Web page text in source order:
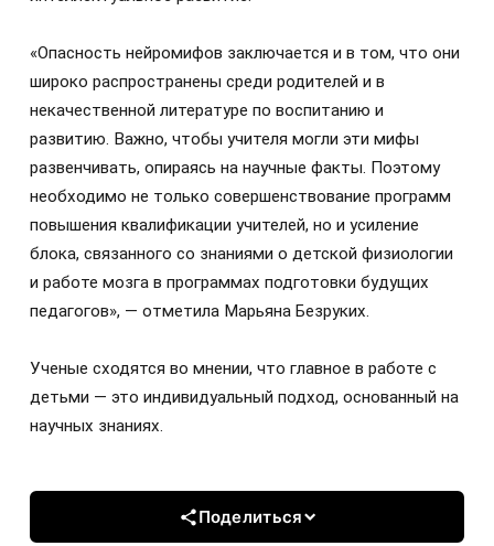
«Опасность нейромифов заключается и в том, что они
широко распространены среди родителей и в
некачественной литературе по воспитанию и
развитию. Важно, чтобы учителя могли эти мифы
развенчивать, опираясь на научные факты. Поэтому
необходимо не только совершенствование программ
повышения квалификации учителей, но и усиление
блока, связанного со знаниями о детской физиологии
и работе мозга в программах подготовки будущих
педагогов», — отметила Марьяна Безруких.
Ученые сходятся во мнении, что главное в работе с
детьми — это индивидуальный подход, основанный на
научных знаниях.
Поделиться